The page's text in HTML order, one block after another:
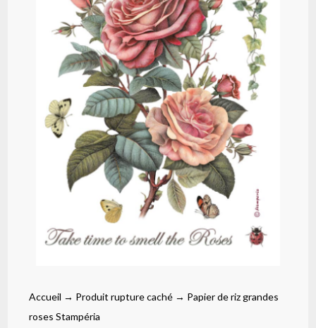
Accueil → Produit rupture caché → Papier de riz grandes
roses Stampéria